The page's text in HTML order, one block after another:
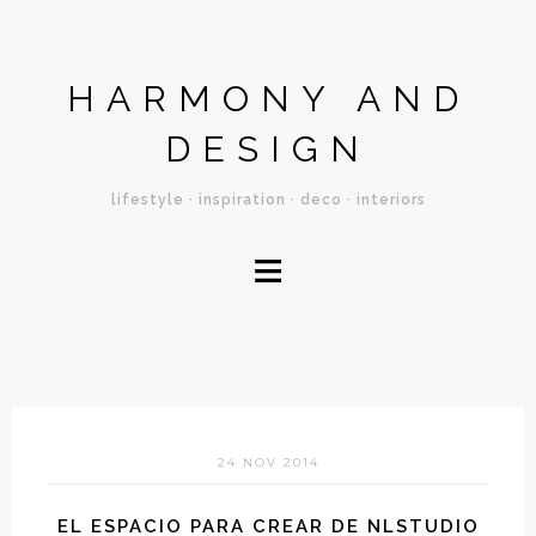
HARMONY AND
DESIGN
lifestyle · inspiration · deco · interiors
≡
24 NOV 2014
EL ESPACIO PARA CREAR DE NLSTUDIO